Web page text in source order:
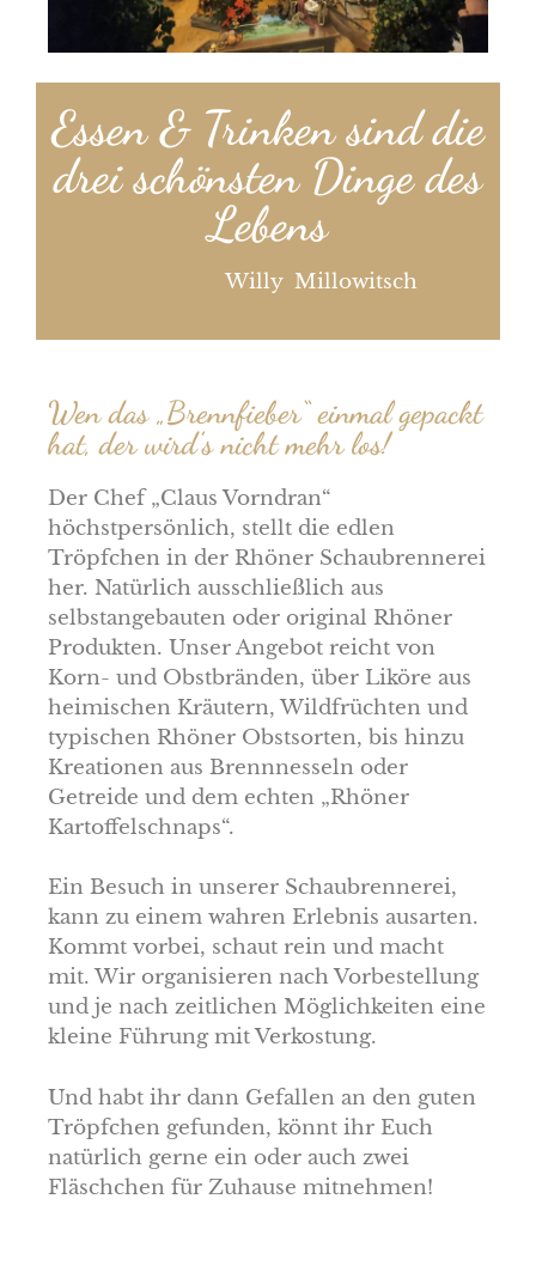
Essen & Trinken sind die
drei schönsten Dinge des
Lebens
Willy Millowitsch
Wen das „Brennfieber“ einmal gepackt
hat, der wird’s nicht mehr los!
Der Chef „Claus Vorndran“
höchstpersönlich, stellt die edlen
Tröpfchen in der Rhöner Schaubrennerei
her. Natürlich ausschließlich aus
selbstangebauten oder original Rhöner
Produkten. Unser Angebot reicht von
Korn- und Obstbränden, über Liköre aus
heimischen Kräutern, Wildfrüchten und
typischen Rhöner Obstsorten, bis hinzu
Kreationen aus Brennnesseln oder
Getreide und dem echten „Rhöner
Kartoffelschnaps“.
Ein Besuch in unserer Schaubrennerei,
kann zu einem wahren Erlebnis ausarten.
Kommt vorbei, schaut rein und macht
mit. Wir organisieren nach Vorbestellung
und je nach zeitlichen Möglichkeiten eine
kleine Führung mit Verkostung.
Und habt ihr dann Gefallen an den guten
Tröpfchen gefunden, könnt ihr Euch
natürlich gerne ein oder auch zwei
Fläschchen für Zuhause mitnehmen!